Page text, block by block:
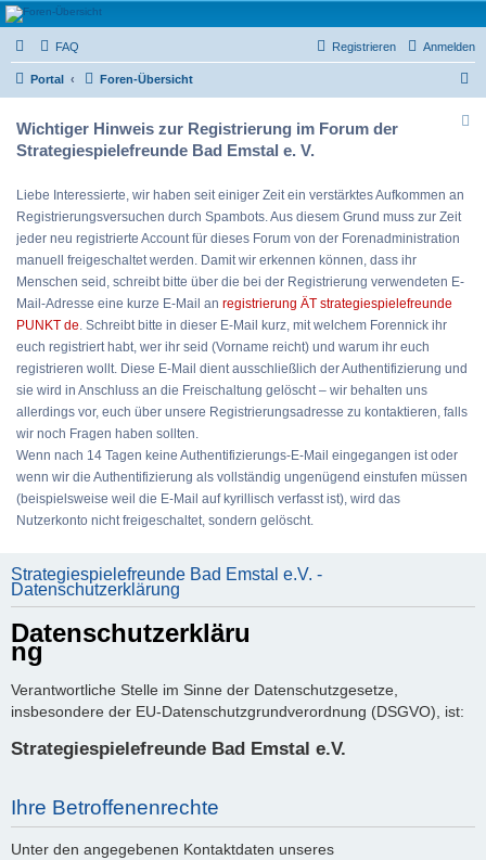
Strategiespielefreunde
Bad Emstal e.V.
Das Forum der Strategiespielefreunde Bad Emstal e.V. - Tabletop und mehr
FAQ Anmelden
Registrieren
Portal Foren-Übersicht
Wichtiger Hinweis zur Registrierung im Forum der
Strategiespielefreunde Bad Emstal e. V.
Liebe Interessierte, wir haben seit einiger Zeit ein verstärktes Aufkommen an
Registrierungsversuchen durch Spambots. Aus diesem Grund muss zur Zeit
jeder neu registrierte Account für dieses Forum von der Forenadministration
manuell freigeschaltet werden. Damit wir erkennen können, dass ihr
Menschen seid, schreibt bitte über die bei der Registrierung verwendeten E-
Mail-Adresse eine kurze E-Mail an registrierung ÄT strategiespielefreunde
PUNKT de. Schreibt bitte in dieser E-Mail kurz, mit welchem Forennick ihr
euch registriert habt, wer ihr seid (Vorname reicht) und warum ihr euch
registrieren wollt. Diese E-Mail dient ausschließlich der Authentifizierung und
sie wird in Anschluss an die Freischaltung gelöscht – wir behalten uns
allerdings vor, euch über unsere Registrierungsadresse zu kontaktieren, falls
wir noch Fragen haben sollten.
Wenn nach 14 Tagen keine Authentifizierungs-E-Mail eingegangen ist oder
wenn wir die Authentifizierung als vollständig ungenügend einstufen müssen
(beispielsweise weil die E-Mail auf kyrillisch verfasst ist), wird das
Nutzerkonto nicht freigeschaltet, sondern gelöscht.
Strategiespielefreunde Bad Emstal e.V. -
Datenschutzerklärung
Datenschutzerkläru
ng
Verantwortliche Stelle im Sinne der Datenschutzgesetze,
insbesondere der EU-Datenschutzgrundverordnung (DSGVO), ist:
Strategiespielefreunde Bad Emstal e.V.
Ihre Betroffenenrechte
Unter den angegebenen Kontaktdaten unseres